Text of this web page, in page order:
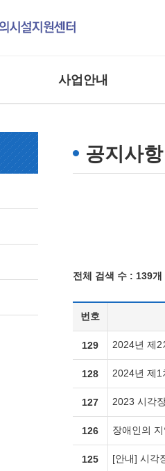
사업안내
모니터링 사업
연구 및 제도개선사업
기타 외부 용역 사업
공지사항
전체 검색 수 : 139개
번호
129 2024년 제
128 2024년 제
127 2023 시각
126 장애인의
125 [안내] 시각